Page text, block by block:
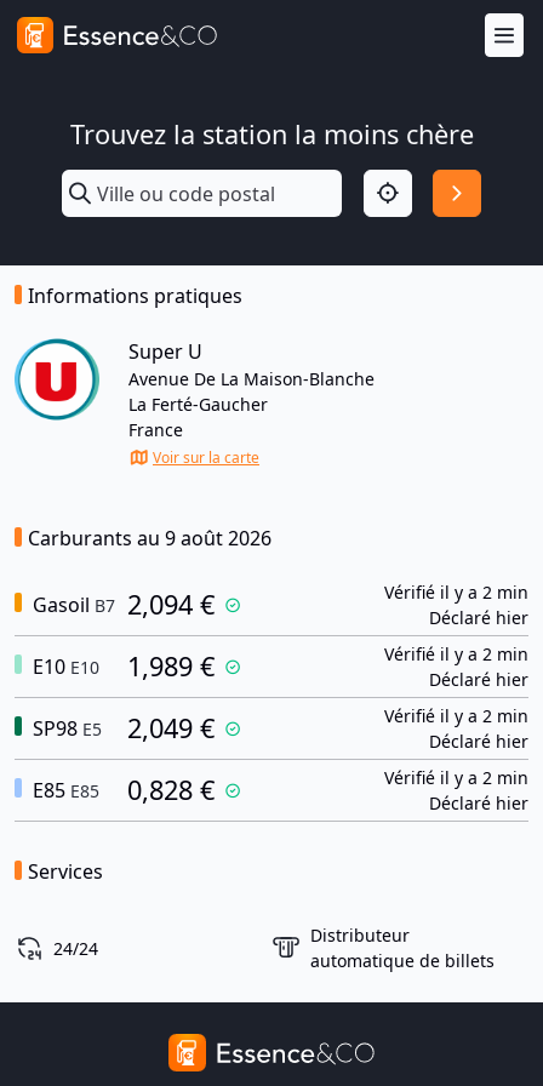
Trouvez la station la moins chère
Informations pratiques
Super U
Avenue De La Maison-Blanche
La Ferté-Gaucher
France
Voir sur la carte
Carburants au 9 août 2026
Gasoil B7 2,094 €
Vérifié il y a 2 min
Déclaré hier
E10 E10 1,989 €
Vérifié il y a 2 min
Déclaré hier
SP98 E5 2,049 €
Vérifié il y a 2 min
Déclaré hier
E85 E85 0,828 €
Vérifié il y a 2 min
Déclaré hier
Services
24/24
Distributeur
automatique de billets